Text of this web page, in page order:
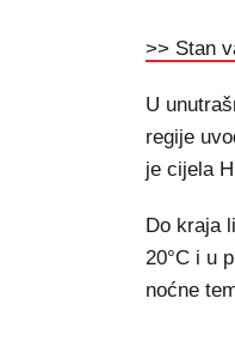
>> Stan
U
regije
je cijela
Do kraja
20°C i u
noćne